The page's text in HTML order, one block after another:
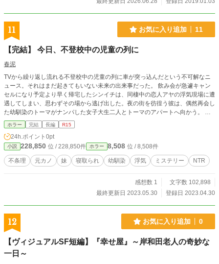
11 お気に入り追加 11
【完結】 今日、不登校中の児童の列に
春泥
TVから繰り返し流れる不登校中の児童の列に車が突っ込んだという不可解なニ
ュース。それはまだ起きてもいない未来の出来事だった。 飲み会が急遽キャン
セルになり予定より早く帰宅したシンイチは、同棲中の恋人アヤの浮気現場に遭
遇してしまい、思わずその場から逃げ出した。夜の街を彷徨う彼は、偶然再会し
た幼馴染のトーマがナンパした女子大生二人とトーマのアパートへ向かう。 シ
ンイチの行く先々で、不穏な未来のニュースが流れ続ける。一体何が起きている
のか。
ホラー 完結 長編 R15
24h.ポイント 0pt
小説 228,850 位 / 228,850件 ホラー 8,508 位 / 8,508件
不条理 元カノ 妹 寝取られ 幼馴染 浮気 ミステリー NTR
感想数 1
文字数 102,898
最終更新日 2023.05.30
登録日 2023.04.30
12 お気に入り追加 0
【ヴィジュアルSF短編】『幸せ屋』～岸和田老人の奇妙な
一日～